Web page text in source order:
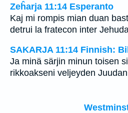
Zeĥarja 11:14 Esperanto
Kaj mi rompis mian duan
detrui la fratecon inter
SAKARJA 11:14 Finnish:
Ja minä särjin minun toisen
rikkoakseni veljeyden